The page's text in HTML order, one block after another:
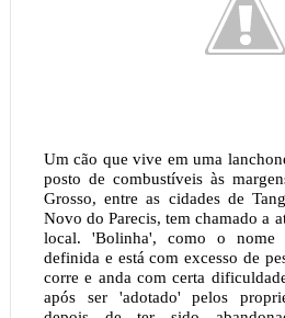
Um cão que vive em uma
posto de combustíveis às
Grosso, entre as cidades de
Novo do Parecis, tem chamado a
local. 'Bolinha', como o nome
definida e está com excesso de
corre e anda com certa
após ser 'adotado' pelos